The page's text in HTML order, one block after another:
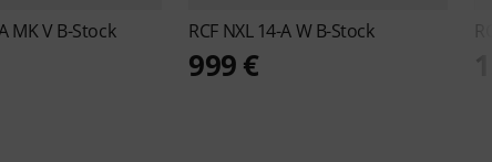
MK V B-Stock RCF NXL 14-A W B-Stock
999 €